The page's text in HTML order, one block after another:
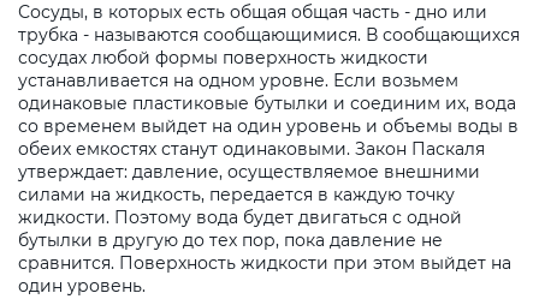
Сосуды, в которых есть общая общая часть - дно или
трубка - называются сообщающимися. В сообщающихся
сосудах любой формы поверхность жидкости
устанавливается на одном уровне. Если возьмем
одинаковые пластиковые бутылки и соединим их, вода
со временем выйдет на один уровень и объемы воды в
обеих емкостях станут одинаковыми. Закон Паскаля
утверждает: давление, осуществляемое внешними
силами на жидкость, передается в каждую точку
жидкости. Поэтому вода будет двигаться с одной
бутылки в другую до тех пор, пока давление не
сравнится. Поверхность жидкости при этом выйдет на
один уровень.